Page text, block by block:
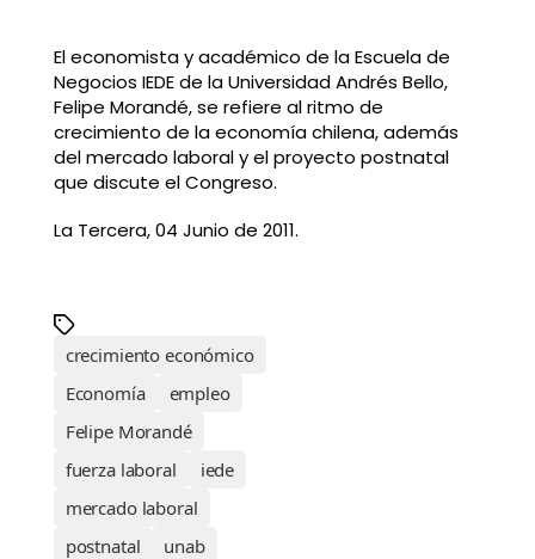
El economista y académico de la Escuela de
Negocios IEDE de la Universidad Andrés Bello,
Felipe Morandé, se refiere al ritmo de
crecimiento de la economía chilena, además
del mercado laboral y el proyecto postnatal
que discute el Congreso.
La Tercera, 04 Junio de 2011.
crecimiento económico
Economía
empleo
Felipe Morandé
fuerza laboral
iede
mercado laboral
postnatal
unab